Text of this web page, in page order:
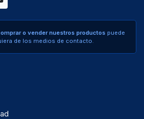
o vender nuestros productos puede
de los medios de contacto.